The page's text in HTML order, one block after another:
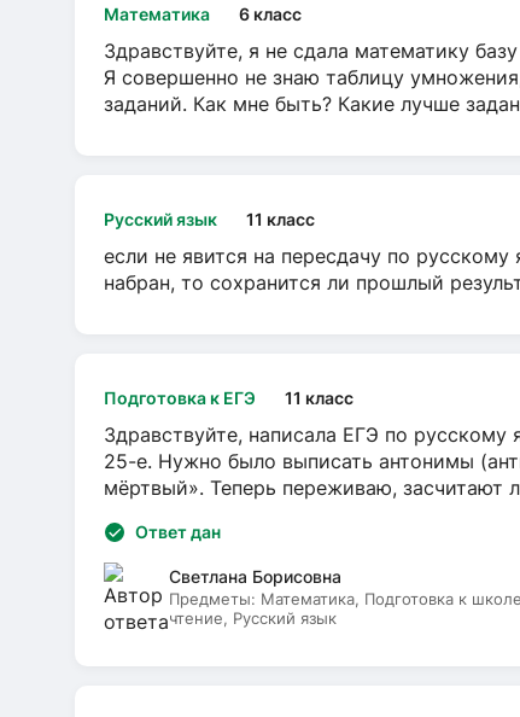
Математика 6 класс
Здравствуйте, я не сдала математику
Я совершенно не знаю таблицу
заданий. Как мне быть? Какие лучше
Русский язык 11 класс
если не явится на пересдачу по
набран, то сохранится ли прошлый
Подготовка к ЕГЭ 11 класс
Здравствуйте, написала ЕГЭ по
25-е. Нужно было выписать антонимы
мёртвый». Теперь переживаю, засчитают
Ответ дан
Светлана Борисовна
Предметы: Математика, Подготовка к
чтение, Русский язык